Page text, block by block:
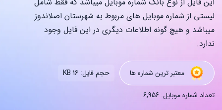
لیستی از شماره موبایل های مربوط به شهرستان اصلاندوز
میباشد و هیچ گونه اطلاعات دیگری در این فایل وجود
ندارد.
معتبر ترین شماره ها حجم فایل: 16 KB
تعداد شماره موبایل: 6,956